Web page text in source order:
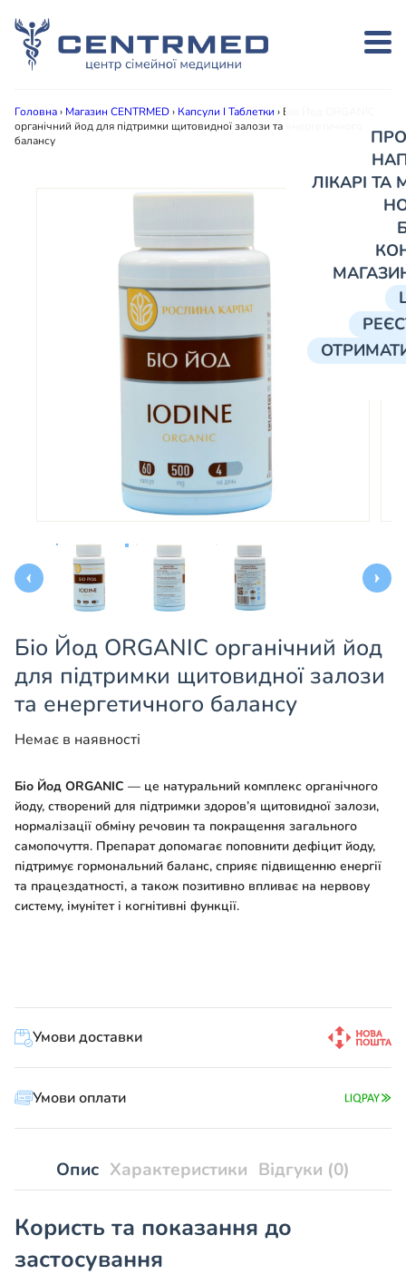
ЛІКАРІ
Головна› Магазин CENTRMED› Капсули І Таблетки › Біо Йод ORGANIC
органічний йод для підтримки щитовидної залози та енергетичного
балансу
Біо Йод ORGANIC органічний йод
для підтримки щитовидної залози
та енергетичного балансу
Немає в наявності
Біо Йод ORGANIC — це натуральний комплекс органічного
йоду, створений для підтримки здоров’я щитовидної залози,
нормалізації обміну речовин та покращення загального
самопочуття. Препарат допомагає поповнити дефіцит йоду,
підтримує гормональний баланс, сприяє підвищенню енергії
та працездатності, а також позитивно впливає на нервову
систему, імунітет і когнітивні функції.
Умови доставки
Умови оплати
Опис Характеристики Відгуки (0)
Користь та показання до
застосування